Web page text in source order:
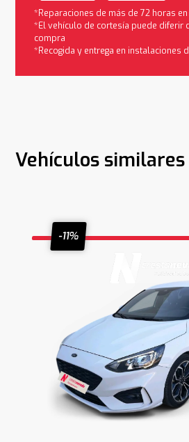
*Reparaciones de más de 72 horas
*El vehículo de cortesía puede diferir
compra
*Recogida y entrega en instalaciones
Vehículos similares
-11%